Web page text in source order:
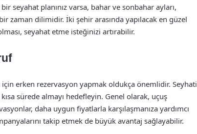
seyahat planınız varsa, bahar ve sonbahar ayları,
zaman dilimidir. İki şehir arasında yapılacak en güzel
seyahat etme isteğinizi artırabilir.
erken rezervasyon yapmak oldukça önemlidir. Seyhati
sürede almayı hedefleyin. Genel olarak, uçuş
daha uygun fiyatlarla karşılaşmanıza yardımcı
takip etmek de büyük avantaj sağlayabilir.